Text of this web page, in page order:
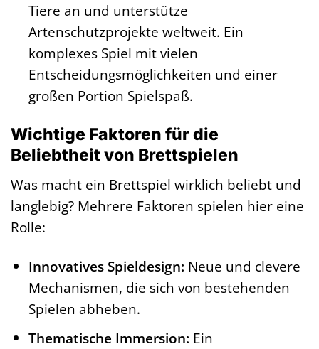
Tiere an und unterstütze
Artenschutzprojekte weltweit. Ein
komplexes Spiel mit vielen
Entscheidungsmöglichkeiten und einer
großen Portion Spielspaß.
Wichtige Faktoren für die
Beliebtheit von Brettspielen
Was macht ein Brettspiel wirklich beliebt und
langlebig? Mehrere Faktoren spielen hier eine
Rolle:
Innovatives Spieldesign: Neue und clevere
Mechanismen, die sich von bestehenden
Spielen abheben.
Thematische Immersion: Ein